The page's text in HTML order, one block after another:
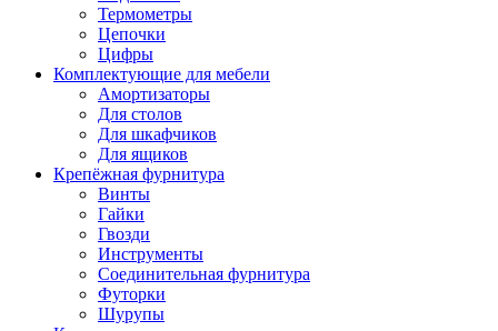
Термометры
Цепочки
Цифры
Комплектующие для мебели
Амортизаторы
Для столов
Для шкафчиков
Для ящиков
Крепёжная фурнитура
Винты
Гайки
Гвозди
Инструменты
Соединительная фурнитура
Футорки
Шурупы